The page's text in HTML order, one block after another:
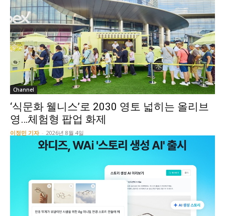
Channel
‘식문화 웰니스’로 2030 영토 넓히는 올리브
영…체험형 팝업 화제
이정민 기자 - 2026년 8월 4일